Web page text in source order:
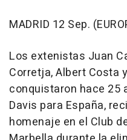
MADRID 12 Sep.
Los extenistas Juan
Corretja, Albert Costa
conquistaron hace 25
Davis para España,
homenaje en el Club